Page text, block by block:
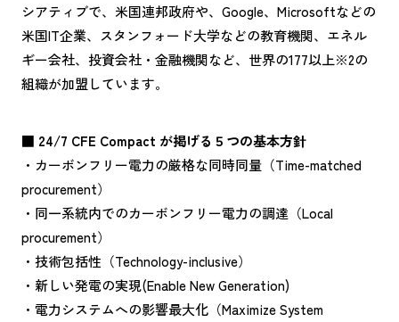
シアティブで、米国連邦政府や、Google、Microsoftなどの
米国IT企業、スタンフォード大学などの教育機関、エネル
ギー会社、投資会社・金融機関など、世界の177以上※2の
組織が加盟しています。
■ 24/7 CFE Compact が掲げる５つの基本方針
・カーボンフリー電力の厳格な同時同量（Time-matched
procurement）
・同一系統内でのカーボンフリー電力の調達（Local
procurement）
・技術包括性（Technology-inclusive）
・新しい発電の実現(Enable New Generation)
・電力システムへの影響最大化（Maximize System